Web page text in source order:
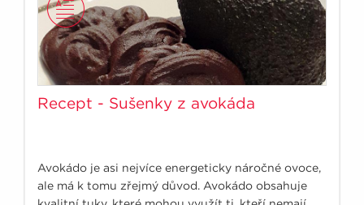
Recept - Sušenky z avokáda
Avokádo je asi nejvíce energeticky náročné ovoce,
ale má k tomu zřejmý důvod. Avokádo obsahuje